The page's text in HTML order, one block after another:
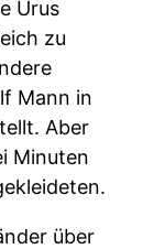
Urus
zu
Mann in
Aber
Minuten
über